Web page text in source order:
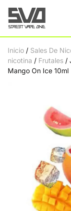
Inicio / Sales De
nicotina / Frutales /
Mango On Ice 10ml